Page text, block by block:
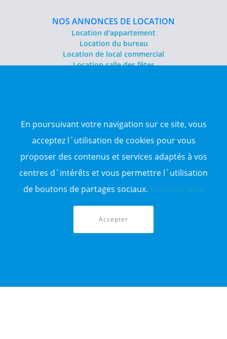
En poursuivant votre navigation sur ce site, vous
acceptez l´utilisation de cookies pour vous
proposer des contenus et services adaptés à vos
centres d´intérêts et vous permettre l´utilisation
de boutons de partages sociaux.
Accepter
NOS ANNONCES DE LOCATION
Location d'appartement
Location du bureau
Location de local commercial
Location salle des fêtes
Vente terrain
TOP WILAYA
Annonce à 16-Alger
Annonce à 06-Béjaïa
Annonce à 31-Oran
Annonce à 15-TiziOuzou